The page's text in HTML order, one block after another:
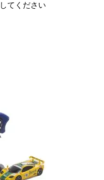
してください